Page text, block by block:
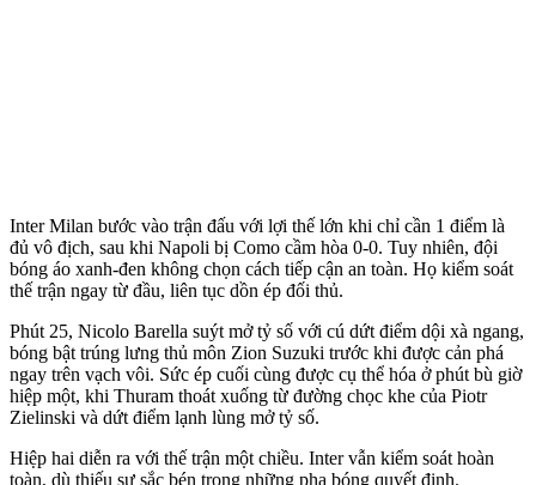
Inter Milan bước vào trận đấu với lợi thế lớn khi chỉ cần 1 điểm là
đủ vô địch, sau khi Napoli bị Como cầm hòa 0-0. Tuy nhiên, đội
bóng áo xanh-đen không chọn cách tiếp cận an toàn. Họ kiểm soát
thế trận ngay từ đầu, liên tục dồn ép đối thủ.
Phút 25, Nicolo Barella suýt mở tỷ số với cú dứt điểm dội xà ngang,
bóng bật trúng lưng thủ môn Zion Suzuki trước khi được cản phá
ngay trên vạch vôi. Sức ép cuối cùng được cụ thể hóa ở phút bù giờ
hiệp một, khi Thuram thoát xuống từ đường chọc khe của Piotr
Zielinski và dứt điểm lạnh lùng mở tỷ số.
Hiệp hai diễn ra với thế trận một chiều. Inter vẫn kiểm soát hoàn
toàn, dù thiếu sự sắc bén trong những pha bóng quyết định.